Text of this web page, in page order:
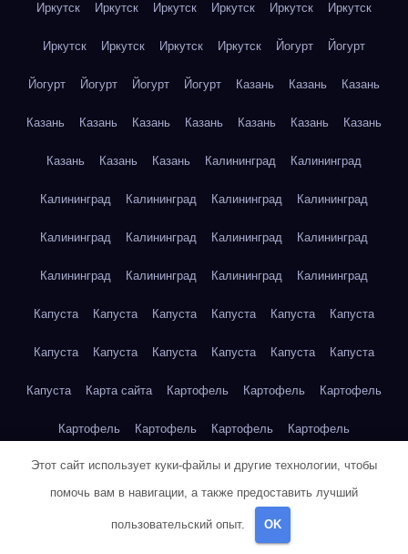
Иркутск Иркутск Иркутск Иркутск Иркутск Иркутск
Иркутск Иркутск Иркутск Иркутск Йогурт Йогурт
Йогурт Йогурт Йогурт Йогурт Казань Казань Казань
Казань Казань Казань Казань Казань Казань Казань
Казань Казань Казань Калининград Калининград
Калининград Калининград Калининград Калининград
Калининград Калининград Калининград Калининград
Калининград Калининград Калининград Калининград
Капуста Капуста Капуста Капуста Капуста Капуста
Капуста Капуста Капуста Капуста Капуста Капуста
Капуста Карта сайта Картофель Картофель Картофель
Картофель Картофель Картофель Картофель
Картофель Картофель Кейптаун Кейптаун Кейптаун
Кейптаун
Кейптаун
Этот сайт использует куки-файлы и другие технологии, чтобы
помочь вам в навигации, а также предоставить лучший
пользовательский опыт. OK